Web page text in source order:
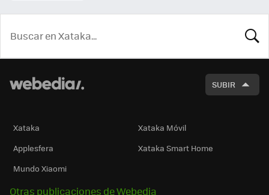
SUBIR
Xataka
Xataka Móvil
Applesfera
Xataka Smart Home
Mundo Xiaomi
Otras publicaciones de Webedia